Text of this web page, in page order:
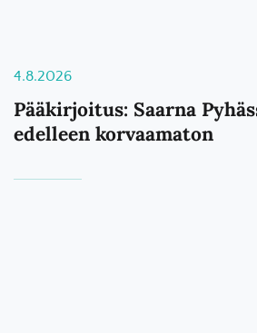
4.8.2026
Pääkirjoitus: Saarna
edelleen korvaamaton